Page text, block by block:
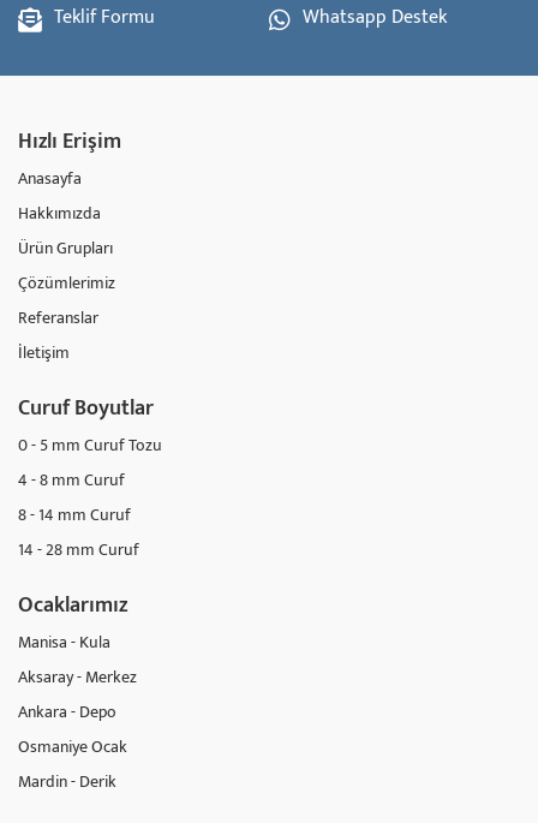
Teklif Formu Whatsapp Destek
Hızlı Erişim
Anasayfa
Hakkımızda
Ürün Grupları
Çözümlerimiz
Referanslar
İletişim
Curuf Boyutlar
0 - 5 mm Curuf Tozu
4 - 8 mm Curuf
8 - 14 mm Curuf
14 - 28 mm Curuf
Ocaklarımız
Manisa - Kula
Aksaray - Merkez
Ankara - Depo
Osmaniye Ocak
Mardin - Derik